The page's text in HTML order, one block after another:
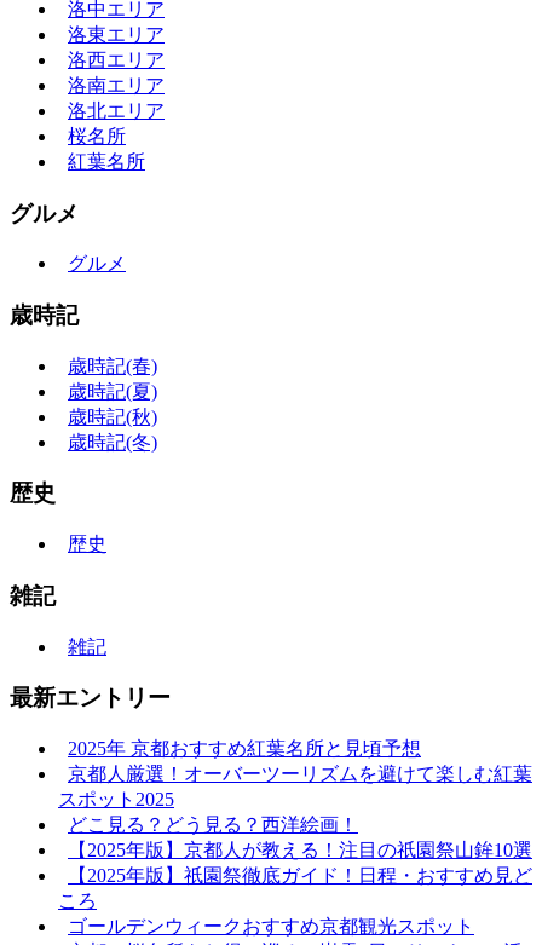
洛中エリア
洛東エリア
洛西エリア
洛南エリア
洛北エリア
桜名所
紅葉名所
グルメ
グルメ
歳時記
歳時記(春)
歳時記(夏)
歳時記(秋)
歳時記(冬)
歴史
歴史
雑記
雑記
最新エントリー
2025年 京都おすすめ紅葉名所と見頃予想
京都人厳選！オーバーツーリズムを避けて楽しむ紅葉
スポット2025
どこ見る？どう見る？西洋絵画！
【2025年版】京都人が教える！注目の祇園祭山鉾10選
【2025年版】祇園祭徹底ガイド！日程・おすすめ見ど
ころ
ゴールデンウィークおすすめ京都観光スポット